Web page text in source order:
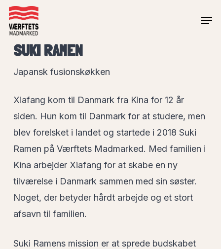
Skip
content
SUKI RAMEN
Japansk fusionskøkken
Xiafang kom til Danmark fra Kina for 12 år
siden. Hun kom til Danmark for at studere, men
blev forelsket i landet og startede i 2018 Suki
Ramen på Værftets Madmarked. Med familien i
Kina arbejder Xiafang for at skabe en ny
tilværelse i Danmark sammen med sin søster.
Noget, der betyder hårdt arbejde og et stort
afsavn til familien.
Suki Ramens mission er at sprede budskabet